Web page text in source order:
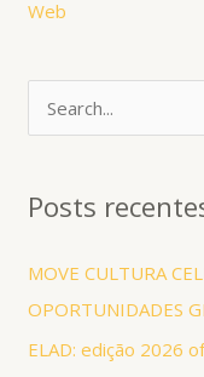
Web
qPosts
MOVE CULTURA
OPORTUNIDADES
ELAD: edição 2026